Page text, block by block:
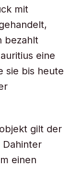
mit
bezahlt
eine
sie bis heute
gilt der
Dahinter
einen